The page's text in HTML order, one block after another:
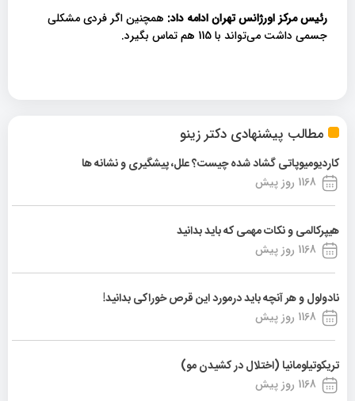
مطالب پیشنهادی دکتر زینو
کاردیومیوپاتی گشاد شده چیست؟ علل، پیشگیری و نشانه ها
1168 روز پیش
هیپرکالمی و نکات مهمی که باید بدانید
1168 روز پیش
نادولول و هر آنچه باید درمورد این قرص خوراکی بدانید!
1168 روز پیش
تریکوتیلومانیا (اختلال در کشیدن مو)
1168 روز پیش
رئیس مرکز اورژانس تهران ادامه داد: همچنین اگر فردی مشکلی
جسمی داشت می‌تواند با 115 هم تماس بگیرد.